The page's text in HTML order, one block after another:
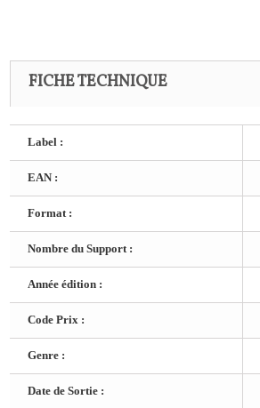
FICHE TECHNIQUE
Label :
EAN :
Format :
Nombre du Support :
Année édition :
Code Prix :
Genre :
Date de Sortie :